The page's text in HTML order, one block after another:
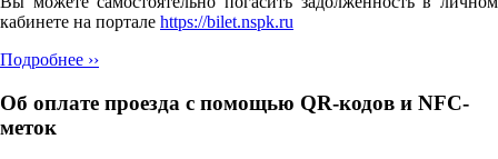
кабинете на портале https://bilet.nspk.ru
Подробнее ››
Об оплате проезда с помощью QR-кодов и NFC-
меток